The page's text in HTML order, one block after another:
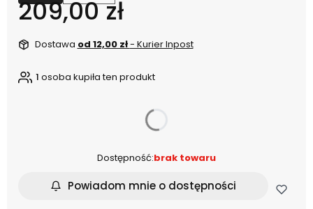
Cena
209,00 zł
Dostawa od 12,00 zł- Kurier Inpost
1 osoba kupiła ten produkt
Dostępność:brak towaru
Powiadom mnie o dostępności